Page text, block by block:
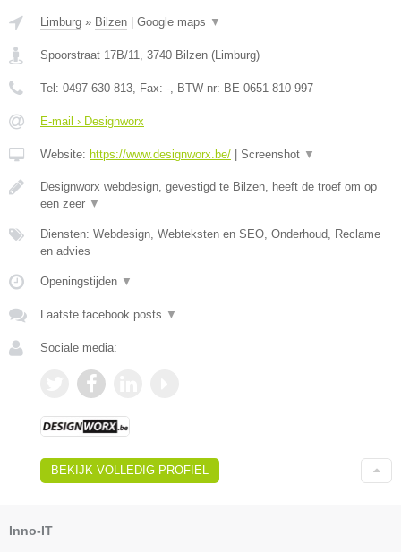
Limburg » Bilzen Google maps ▼
Spoorstraat 17B/11, 3740 Bilzen (Limburg)
Tel: 0497 630 813, Fax: -, BTW-nr: BE 0651 810 997
E-mail › Designworx
Website: https://www.designworx.be/ Screenshot ▼
Designworx webdesign, gevestigd te Bilzen, heeft de troef om op
een zeer ▼
Diensten: Webdesign, Webteksten en SEO, Onderhoud, Reclame
en advies
Openingstijden ▼
Laatste facebook posts ▼
Sociale media:
BEKIJK VOLLEDIG PROFIEL
Inno-IT